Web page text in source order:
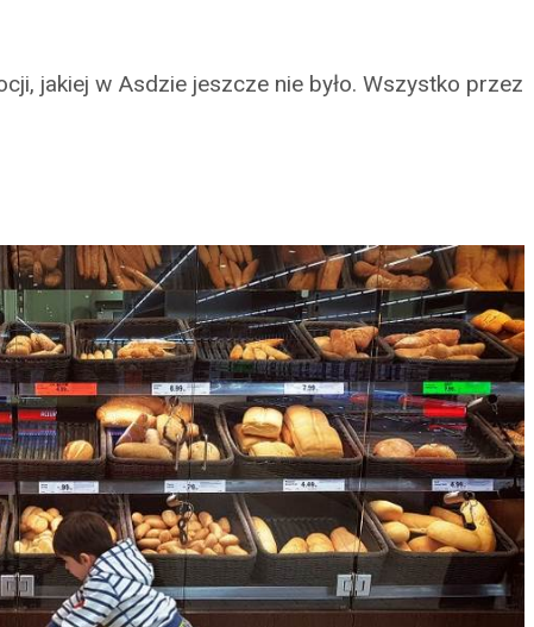
jakiej w Asdzie jeszcze nie było. Wszystko przez